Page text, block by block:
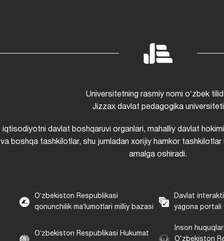
Universitetning rasmiy nomi oʻzbek
Jizzax davlat pedagogika universiteti
davlat boshqaruvi organlari, mahalliy davlat
boshqa tashkilotlar, shu jumladan xorijiy hamkor tashkilotlar
amalga oshiradi.
Oʻzbekiston Respublikasi
qonunchilik maʼlumotlari milliy bazasi
Davlat
yagona portali
Oʻzbekiston Respublikasi Hukumat
Inson
O‘zbekiston